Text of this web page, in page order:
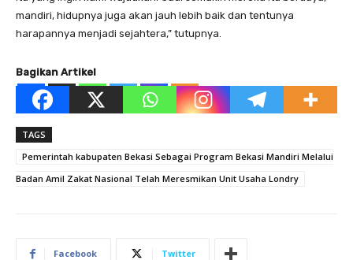
mandiri, hidupnya juga akan jauh lebih baik dan tentunya
harapannya menjadi sejahtera,” tutupnya.
Bagikan Artikel
TAGS
Pemerintah kabupaten Bekasi Sebagai Program Bekasi Mandiri Melalui
Badan Amil Zakat Nasional Telah Meresmikan Unit Usaha Londry
Facebook Twitter